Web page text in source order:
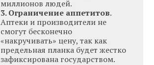
миллионов людей.
3. Ограничение аппетитов.
Аптеки и производители не
смогут бесконечно
«накручивать» цену, так как
предельная планка будет жестко
зафиксирована государством.